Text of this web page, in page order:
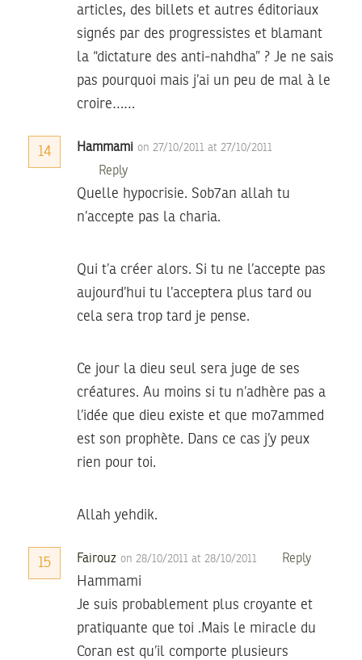
articles, des billets et autres éditoriaux
signés par des progressistes et blamant
la “dictature des anti-nahdha” ? Je ne sais
pas pourquoi mais j’ai un peu de mal à le
croire……
14 Hammami on 27/10/2011 at 27/10/2011
Reply
Quelle hypocrisie. Sob7an allah tu
n’accepte pas la charia.
Qui t’a créer alors. Si tu ne l’accepte pas
aujourd’hui tu l’acceptera plus tard ou
cela sera trop tard je pense.
Ce jour la dieu seul sera juge de ses
créatures. Au moins si tu n’adhère pas a
l’idée que dieu existe et que mo7ammed
est son prophète. Dans ce cas j’y peux
rien pour toi.
Allah yehdik.
15 Fairouz on 28/10/2011 at 28/10/2011 Reply
Hammami
Je suis probablement plus croyante et
pratiquante que toi .Mais le miracle du
Coran est qu’il comporte plusieurs